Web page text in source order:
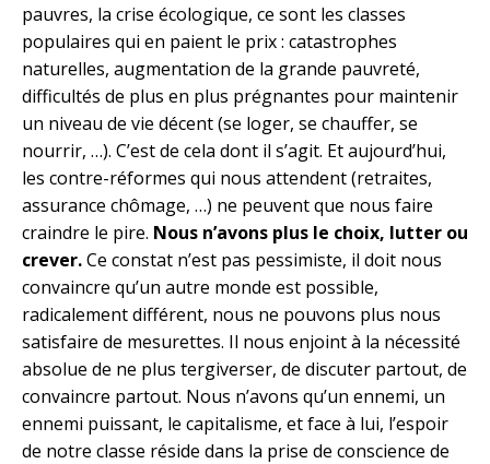
pauvres, la crise écologique, ce sont les classes
populaires qui en paient le prix : catastrophes
naturelles, augmentation de la grande pauvreté,
difficultés de plus en plus prégnantes pour maintenir
un niveau de vie décent (se loger, se chauffer, se
nourrir, …). C’est de cela dont il s’agit. Et aujourd’hui,
les contre-réformes qui nous attendent (retraites,
assurance chômage, …) ne peuvent que nous faire
craindre le pire. Nous n’avons plus le choix, lutter ou
crever.Ce constat n’est pas pessimiste, il doit nous
convaincre qu’un autre monde est possible,
radicalement différent, nous ne pouvons plus nous
satisfaire de mesurettes. Il nous enjoint à la nécessité
absolue de ne plus tergiverser, de discuter partout, de
convaincre partout. Nous n’avons qu’un ennemi, un
ennemi puissant, le capitalisme, et face à lui, l’espoir
de notre classe réside dans la prise de conscience de